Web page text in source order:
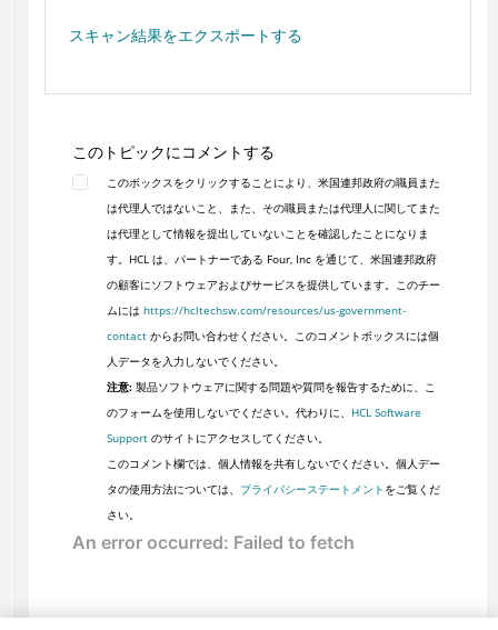
スキャン結果をエクスポートする
このトピックにコメントする
このボックスをクリックすることにより、米国連邦政府の職員また
は代理人ではないこと、また、その職員または代理人に関してまた
は代理として情報を提出していないことを確認したことになりま
す。HCL は、パートナーである Four, Inc を通じて、米国連邦政府
の顧客にソフトウェアおよびサービスを提供しています。このチー
ムには https://hcltechsw.com/resources/us-government-
contactからお問い合わせください。このコメントボックスには個
人データを入力しないでください。
注意:製品ソフトウェアに関する問題や質問を報告するために、こ
のフォームを使用しないでください。代わりに、 HCL Software
Supportのサイトにアクセスしてください。
このコメント欄では、個人情報を共有しないでください。個人デー
タの使用方法については、 プライバシーステートメント をご覧くだ
さい。